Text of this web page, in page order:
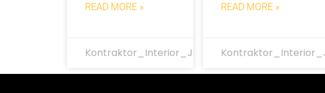
READ MORE »
Kontraktor_Interior_Jakarta
READ MORE »